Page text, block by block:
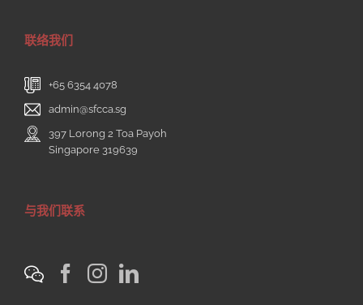
联络我们
+65 6354 4078
admin@sfcca.sg
397 Lorong 2 Toa Payoh
Singapore 319639
与我们联系